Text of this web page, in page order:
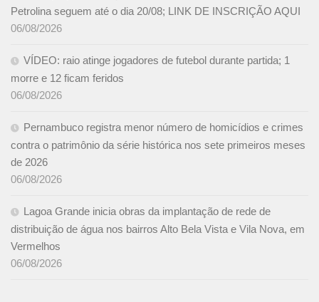
Petrolina seguem até o dia 20/08; LINK DE INSCRIÇÃO AQUI
06/08/2026
VÍDEO: raio atinge jogadores de futebol durante partida; 1
morre e 12 ficam feridos
06/08/2026
Pernambuco registra menor número de homicídios e crimes
contra o patrimônio da série histórica nos sete primeiros meses
de 2026
06/08/2026
Lagoa Grande inicia obras da implantação de rede de
distribuição de água nos bairros Alto Bela Vista e Vila Nova, em
Vermelhos
06/08/2026